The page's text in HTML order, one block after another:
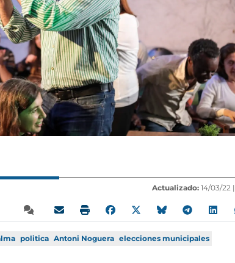
Actualizado: 14/03/22 |
politica Antoni Noguera elecciones municipales